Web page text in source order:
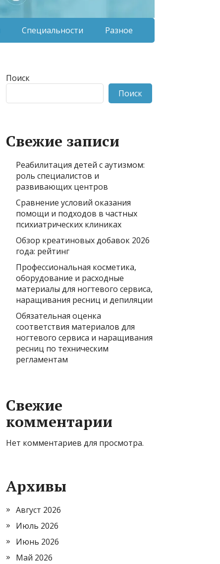
Специальности Разное
Поиск
Поиск
Свежие записи
Реабилитация детей с аутизмом:
роль специалистов и
развивающих центров
Сравнение условий оказания
помощи и подходов в частных
психиатрических клиниках
Обзор креатиновых добавок 2026
года: рейтинг
Профессиональная косметика,
оборудование и расходные
материалы для ногтевого сервиса,
наращивания ресниц и депиляции
Обязательная оценка
соответствия материалов для
ногтевого сервиса и наращивания
ресниц по техническим
регламентам
Свежие
комментарии
Нет комментариев для просмотра.
Архивы
Август 2026
Июль 2026
Июнь 2026
Май 2026